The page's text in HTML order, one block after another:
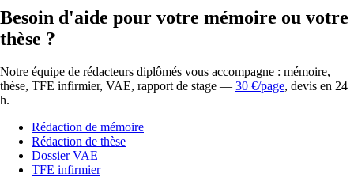
Besoin d'aide pour votre mémoire ou votre
thèse ?
Notre équipe de rédacteurs diplômés vous accompagne : mémoire,
thèse, TFE infirmier, VAE, rapport de stage — 30 €/page, devis en 24
h.
Rédaction de mémoire
Rédaction de thèse
Dossier VAE
TFE infirmier